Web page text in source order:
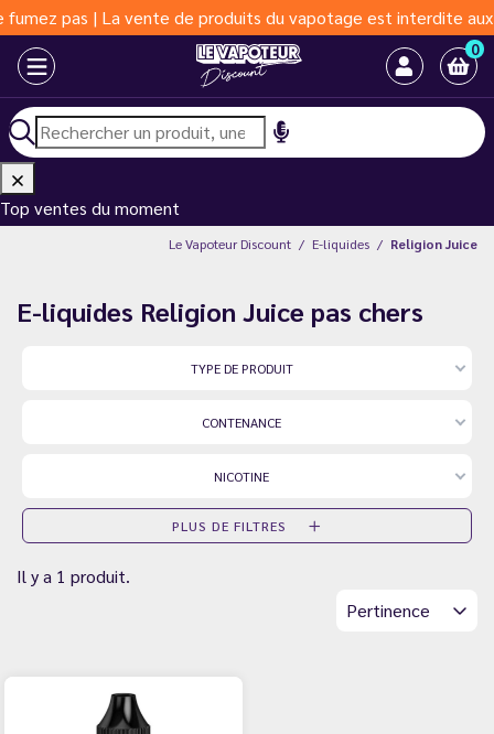
pas | La vente de produits du vapotage est interdite aux
0
Top ventes du moment
Le Vapoteur Discount E-liquides Religion Juice
E-liquides Religion Juice pas chers
TYPE DE PRODUIT
CONTENANCE
NICOTINE
PLUS DE FILTRES
Il y a 1 produit.
Pertinence